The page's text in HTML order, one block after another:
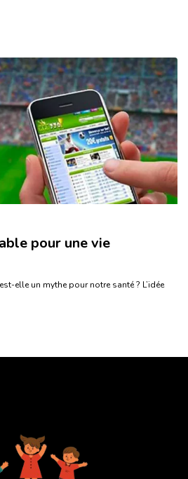
pour une vie
elle un mythe pour notre santé ? L’idée